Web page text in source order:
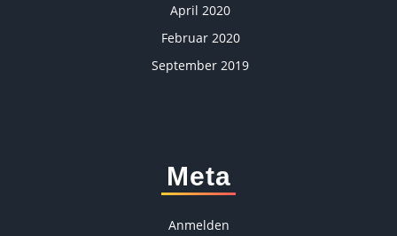
April 2020
Februar 2020
September 2019
Meta
Anmelden